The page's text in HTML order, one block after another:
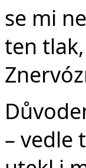
se mi
ten
– vedle